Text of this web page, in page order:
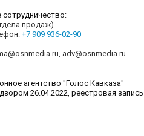
сотрудничество:
продаж)
+7 909 936-02-90
, adv@osnmedia.ru
агентство "Голос Кавказа"
26.04.2022, реестровая запись